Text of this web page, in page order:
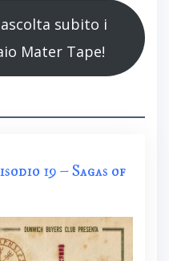
subito i
Mater Tape!
19 – Sagas of